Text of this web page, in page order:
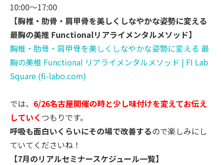
10:00〜17:00
【胸椎・肋骨・肩甲骨を美しくしなやかな姿勢に変える
最胸の美推 Functionalリアライメンタルメソッド】
胸椎・肋骨・肩甲骨を美しくしなやかな姿勢に変える 最
胸の美椎 Functional リアライメンタルメソッド | FI Lab
Square (fi-labo.com)
では、 6/26名古屋開催の時と少し味付けを変えてお伝え
していく つもりです。
呼吸も面白いくらいにその場で改善するので楽しみにし
ていてくださいね！
【7月のリアルセミナースケジュール一覧】